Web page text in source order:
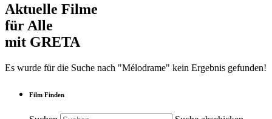
Aktuelle Filme
für Alle
mit GRETA
Es wurde für die Suche nach "Mélodrame" kein Ergebnis gefunden!
Film Finden